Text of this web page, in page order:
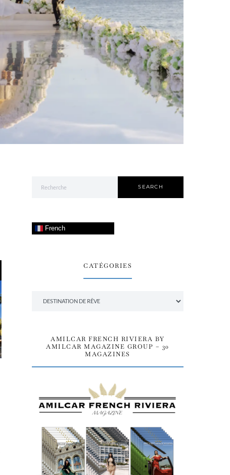
SEARCH
French
CATÉGORIES
AMILCAR FRENCH RIVIERA BY
AMILCAR MAGAZINE GROUP – 30
MAGAZINES